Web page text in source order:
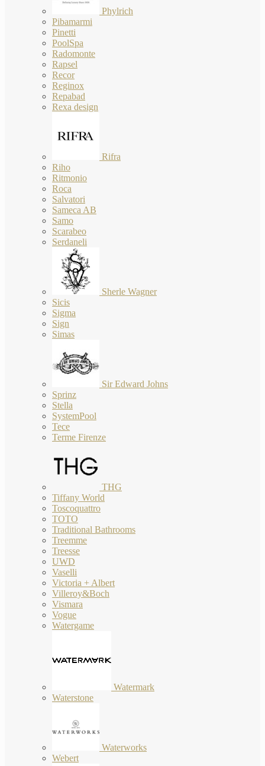
Phylrich
Pibamarmi
Pinetti
PoolSpa
Radomonte
Rapsel
Recor
Reginox
Repabad
Rexa design
Rifra
Riho
Ritmonio
Roca
Salvatori
Sameca AB
Samo
Scarabeo
Serdaneli
Sherle Wagner
Sicis
Sigma
Sign
Simas
Sir Edward Johns
Sprinz
Stella
SystemPool
Tece
Terme Firenze
THG
Tiffany World
Toscoquattro
TOTO
Traditional Bathrooms
Treemme
Treesse
UWD
Vaselli
Victoria + Albert
Villeroy&Boch
Vismara
Vogue
Watergame
Watermark
Waterstone
Waterworks
Webert